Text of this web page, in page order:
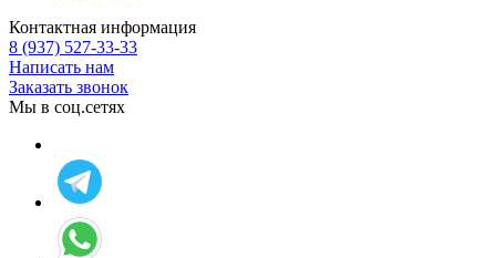
Контактная информация
8 (937) 527-33-33
Написать нам
Заказать звонок
Мы в соц.сетях